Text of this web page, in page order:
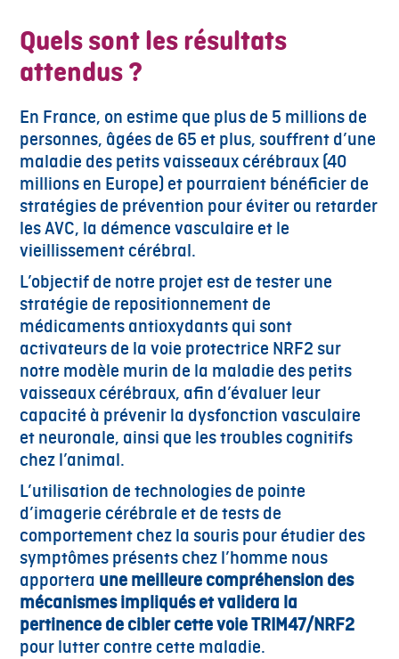
Quels sont les résultats
attendus ?
En France, on estime que plus de 5 millions de
personnes, âgées de 65 et plus, souffrent d’une
maladie des petits vaisseaux cérébraux (40
millions en Europe) et pourraient bénéficier de
stratégies de prévention pour éviter ou retarder
les AVC, la démence vasculaire et le
vieillissement cérébral.
L’objectif de notre projet est de tester une
stratégie de repositionnement de
médicaments antioxydants qui sont
activateurs de la voie protectrice NRF2 sur
notre modèle murin de la maladie des petits
vaisseaux cérébraux, afin d’évaluer leur
capacité à prévenir la dysfonction vasculaire
et neuronale, ainsi que les troubles cognitifs
chez l’animal.
L’utilisation de technologies de pointe
d’imagerie cérébrale et de tests de
comportement chez la souris pour étudier des
symptômes présents chez l’homme nous
apportera une meilleure compréhension des
mécanismes impliqués et validera la
pertinence de cibler cette voie TRIM47/NRF2
pour lutter contre cette maladie.